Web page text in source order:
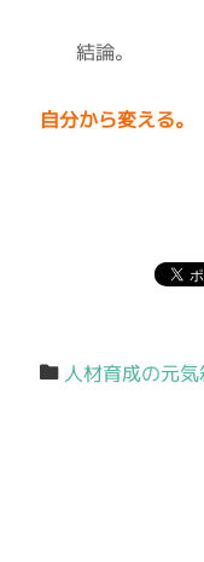
結論。
自分から変える。
人材育成の元気